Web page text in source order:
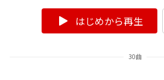
はじめから再生
30曲